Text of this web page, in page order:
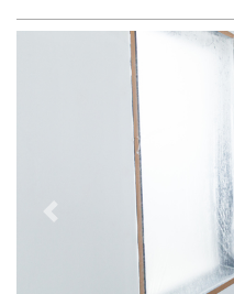
Previous